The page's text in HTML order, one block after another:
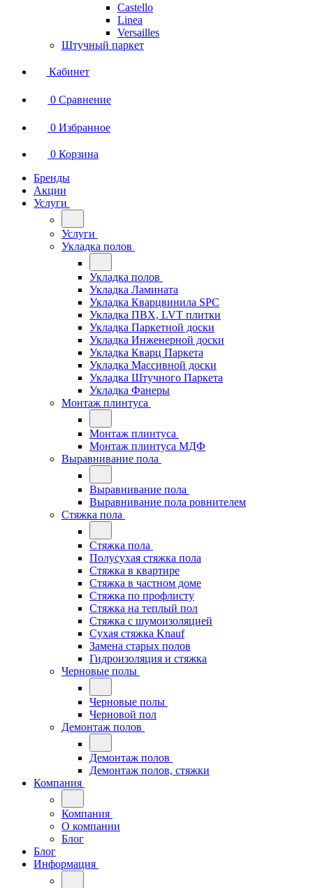
Castello
Linea
Versailles
Штучный паркет
Кабинет
0 Сравнение
0 Избранное
0 Корзина
Бренды
Акции
Услуги
Услуги
Укладка полов
Укладка полов
Укладка Ламината
Укладка Кварцвинила SPC
Укладка ПВХ, LVT плитки
Укладка Паркетной доски
Укладка Инженерной доски
Укладка Кварц Паркета
Укладка Массивной доски
Укладка Штучного Паркета
Укладка Фанеры
Монтаж плинтуса
Монтаж плинтуса
Монтаж плинтуса МДФ
Выравнивание пола
Выравнивание пола
Выравнивание пола ровнителем
Стяжка пола
Стяжка пола
Полусухая стяжка пола
Стяжка в квартире
Стяжка в частном доме
Стяжка по профлисту
Стяжка на теплый пол
Стяжка с шумоизоляцией
Сухая стяжка Knauf
Замена старых полов
Гидроизоляция и стяжка
Черновые полы
Черновые полы
Черновой пол
Демонтаж полов
Демонтаж полов
Демонтаж полов, стяжки
Компания
Компания
О компании
Блог
Блог
Информация